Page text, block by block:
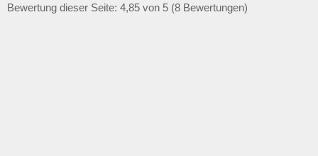
Bewertung dieser Seite: 4,85 von 5 (8 Bewertungen)